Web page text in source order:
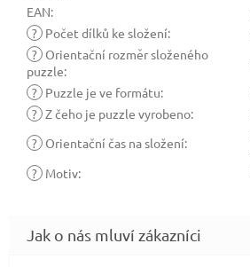
EAN:
? Počet dílků ke složení:
? Orientační rozměr složeného
puzzle:
? Puzzle je ve formátu:
? Z čeho je puzzle vyrobeno:
? Orientační čas na složení:
? Motiv: